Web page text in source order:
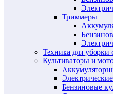
Триммеры
Техника для уборки
Культиваторы и
Бензиновые